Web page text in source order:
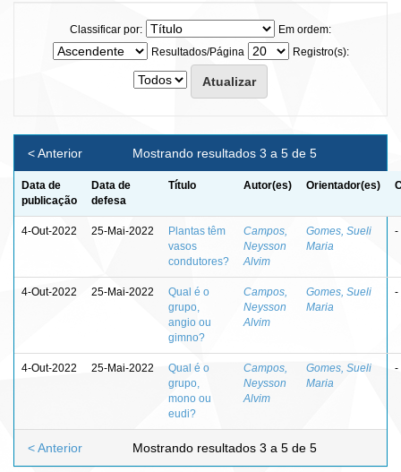
Classificar por:
Em ordem:
Resultados/Página
Registro(s):
Mostrando resultados 3 a 5 de 5
< Anterior
Data de
publicação
Data de
defesa
Título Autor(es) Orientador(es)
4-Out-2022 25-Mai-2022
Plantas têm
vasos
condutores?
Campos,
Neysson
Alvim
Gomes, Sueli
Maria
-
4-Out-2022 25-Mai-2022
Qual é o
grupo,
angio ou
gimno?
Campos,
Neysson
Alvim
Gomes, Sueli
Maria
-
4-Out-2022 25-Mai-2022
Qual é o
grupo,
mono ou
eudi?
Campos,
Neysson
Alvim
Gomes, Sueli
Maria
-
Mostrando resultados 3 a 5 de 5
< Anterior